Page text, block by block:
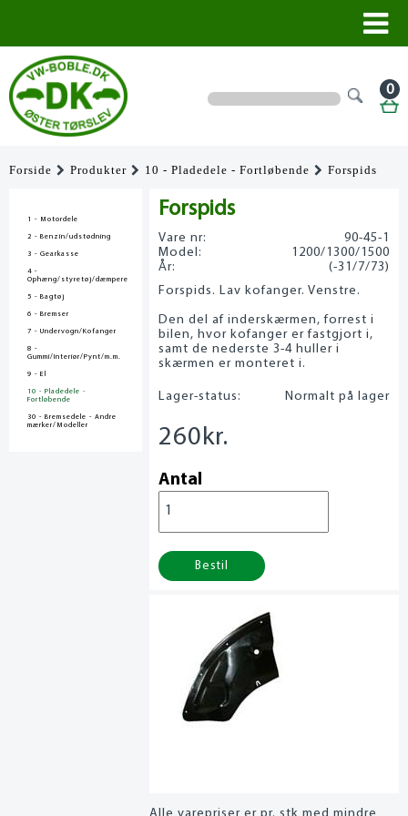
0
Forside Produkter 10 - Pladedele - Fortløbende Forspids
1 - Motordele
2 - Benzin/udstødning
3 - Gearkasse
4 -
Ophæng/styretøj/dæmpere
5 - Bagtøj
6 - Bremser
7 - Undervogn/Kofanger
8 -
Gummi/Interiør/Pynt/m.m.
9 - El
10 - Pladedele -
Fortløbende
30 - Bremsedele - Andre
mærker/Modeller
Forspids
Vare nr:
90-45-1
Model:
1200/1300/1500
År:
(-31/7/73)
Forspids. Lav kofanger. Venstre.
Den del af inderskærmen, forrest i
bilen, hvor kofanger er fastgjort i,
samt de nederste 3-4 huller i
skærmen er monteret i.
Lager-status: Normalt på lager
260 kr.
Antal
Bestil